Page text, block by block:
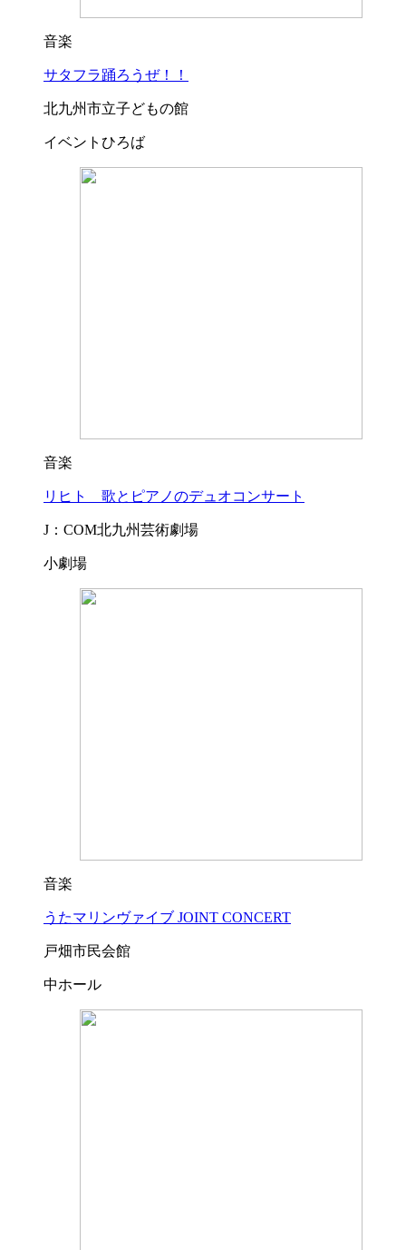
音楽
サタフラ踊ろうぜ！！
北九州市立子どもの館
イベントひろば
音楽
リヒト 歌とピアノのデュオコンサート
J：COM北九州芸術劇場
小劇場
音楽
うたマリンヴァイブ JOINT CONCERT
戸畑市民会館
中ホール